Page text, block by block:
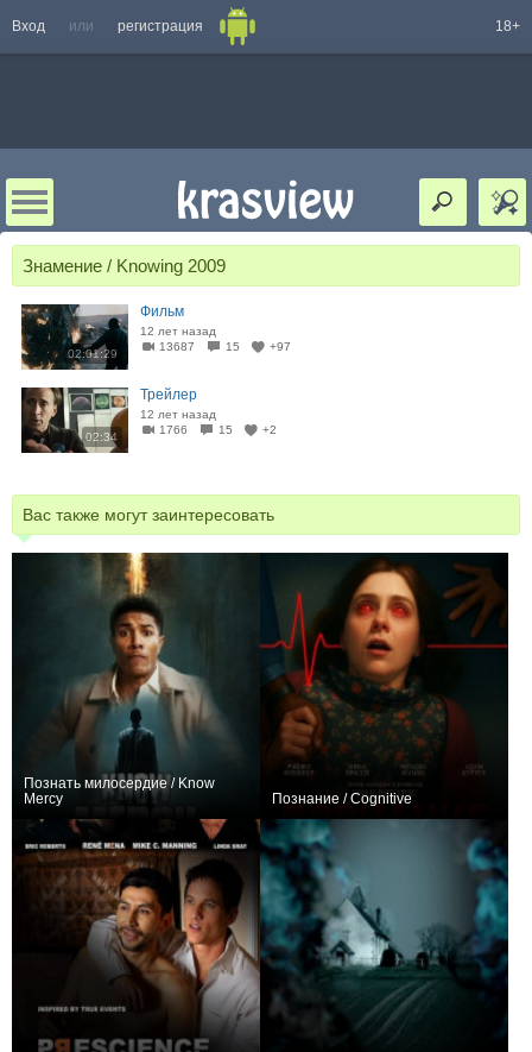
Вход или регистрация 18+
Знамение / Knowing 2009
02:01:29
Фильм
12 лет назад
13687
15 +97
02:34
Трейлер
12 лет назад
1766
15 +2
Вас также могут заинтересовать
Познать милосердие / Know
Mercy
Познание / Cognitive